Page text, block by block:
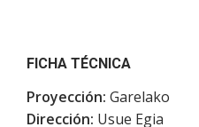
FICHA TÉCNICA
Proyección: Garelako
Dirección: Usue Egia